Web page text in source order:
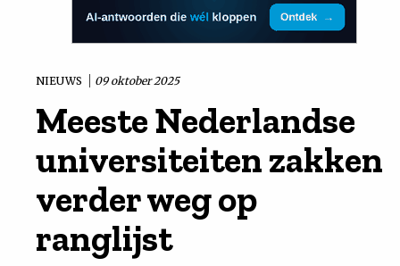
Vaktechniek
Achtergrond
NIEUWS 09 oktober 2025
Meeste Nederlandse
universiteiten zakken
verder weg op
ranglijst